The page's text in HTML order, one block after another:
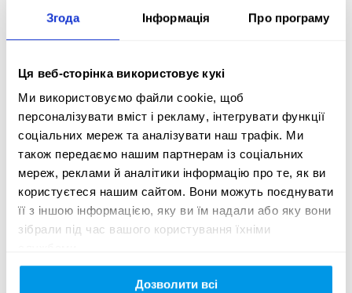
Згода Інформація Про програму
Ця веб-сторінка використовує кукі
Ми використовуємо файли cookie, щоб
персоналізувати вміст і рекламу, інтегрувати функції
соціальних мереж та аналізувати наш трафік. Ми
також передаємо нашим партнерам із соціальних
мереж, реклами й аналітики інформацію про те, як ви
користуєтеся нашим сайтом. Вони можуть поєднувати
її з іншою інформацією, яку ви їм надали або яку вони
зібрали під час вашого користування їхніми
Дозволити всі
CTO
Dronarium
Ruslana Panukhnyk
Director
KyivPride
Media & Communications Officer